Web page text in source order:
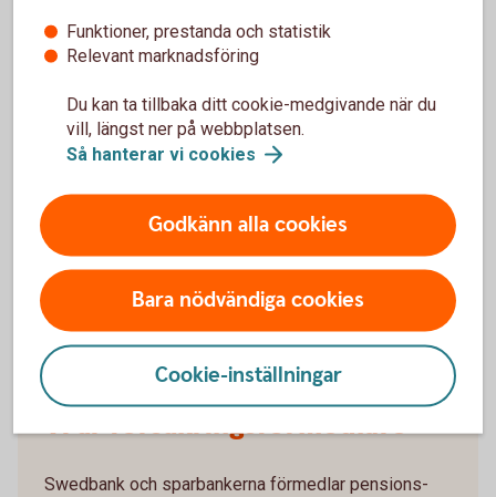
621914182
Fordonsförsäkringar
I samarbete med Tre Kronor erbjuder vi
fordonsförsäkringar för företagets fordon. Det finns
att se pris på fordonsförsäkring, fyll i
registreringsnummer när du är inloggad.
Fordonsförsäkringar
Vi är försäkringsförmedlare
Swedbank och sparbankerna förmedlar pensions-
Funktioner, prestanda och statistik
Relevant marknadsföring
Du kan ta tillbaka ditt cookie-medgivande när du
vill, längst ner på webbplatsen.
Så hanterar vi cookies
Godkänn alla cookies
Bara nödvändiga cookies
Cookie-inställningar